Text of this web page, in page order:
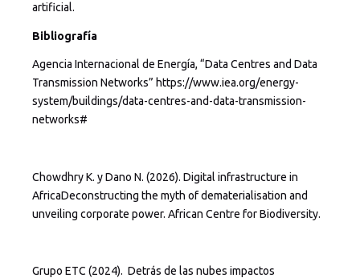
artificial.
Bibliografía
Agencia Internacional de Energía, “Data Centres and Data
Transmission Networks” https://www.iea.org/energy-
system/buildings/data-centres-and-data-transmission-
networks#
Chowdhry K. y Dano N. (2026). Digital infrastructure in
AfricaDeconstructing the myth of dematerialisation and
unveiling corporate power. African Centre for Biodiversity.
Grupo ETC (2024). Detrás de las nubes impactos